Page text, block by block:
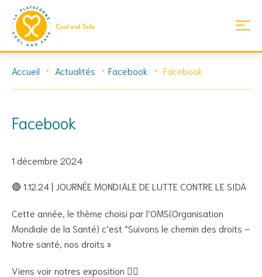
Accueil Actualités Facebook Facebook
Facebook
1 décembre 2024
🔴 1.12.24 | JOURNÉE MONDIALE DE LUTTE CONTRE LE SIDA
Cette année, le thème choisi par l’OMS(Organisation
Mondiale de la Santé) c’est “Suivons le chemin des droits –
Notre santé, nos droits »
Viens voir notres exposition 👉🏾